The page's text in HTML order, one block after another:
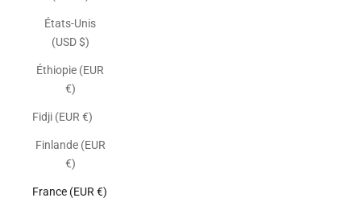
États-Unis
(USD $)
Éthiopie (EUR
€)
Fidji (EUR €)
Finlande (EUR
€)
France (EUR €)